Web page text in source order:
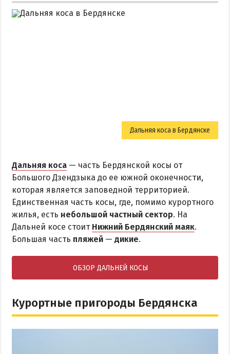
Дальняя коса в Бердянске
Дальняя коса — часть Бердянской косы от
Большого Дзендзыка до ее южной оконечности,
которая является заповедной территорией.
Единственная часть косы, где, помимо курортного
жилья, есть небольшой частный сектор. На
Дальней косе стоит Нижний Бердянский маяк.
Большая часть пляжей — дикие.
ОБЗОР ДАЛЬНЕЙ КОСЫ
Курортные пригороды Бердянска